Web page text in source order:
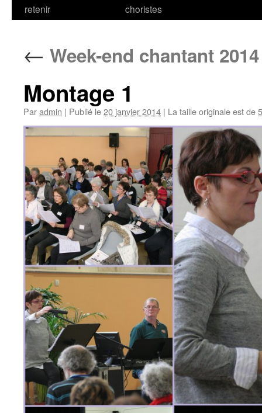
retenir
choristes
← Week-end chantant 2014
Montage 1
Paradmin | Publié le20 janvier 2014 | La taille originale est de